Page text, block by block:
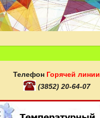
Телефон Горячей линии
(3852) 20-64-07